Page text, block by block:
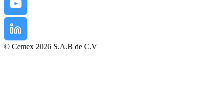
© Cemex 2026 S.A.B de C.V